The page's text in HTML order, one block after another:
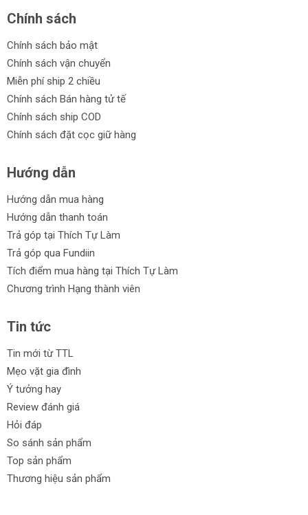
Chính sách
Chính sách bảo mật
Chính sách vận chuyển
Miễn phí ship 2 chiều
Chính sách Bán hàng tử tế
Chính sách ship COD
Chính sách đặt cọc giữ hàng
Hướng dẫn
Hướng dẫn mua hàng
Hướng dẫn thanh toán
Trả góp tại Thích Tự Làm
Trả góp qua Fundiin
Tích điểm mua hàng tại Thích Tự Làm
Chương trình Hạng thành viên
Tin tức
Tin mới từ TTL
Mẹo vặt gia đình
Ý tưởng hay
Review đánh giá
Hỏi đáp
So sánh sản phẩm
Top sản phẩm
Thương hiệu sản phẩm